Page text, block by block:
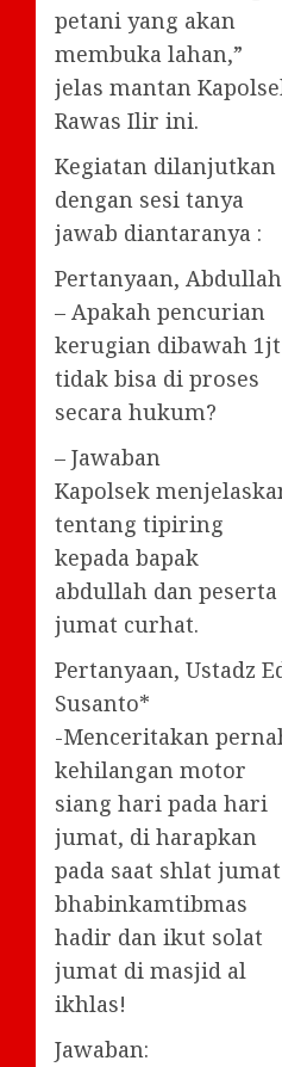
petani yang akan
membuka lahan,”
jelas mantan
Rawas Ilir ini.
Kegiatan dilanjutkan
dengan sesi tanya
jawab diantaranya :
Pertanyaan, Abdullah
– Apakah pencurian
kerugian dibawah 1jt
tidak bisa di proses
secara hukum?
– Jawaban
Kapolsek
tentang tipiring
kepada bapak
abdullah dan peserta
jumat curhat.
Pertanyaan, Ustadz
Susanto*
-Menceritakan
kehilangan motor
siang hari pada hari
jumat, di harapkan
pada saat shlat jumat
bhabinkamtibmas
hadir dan ikut solat
jumat di masjid al
ikhlas!
Jawaban: